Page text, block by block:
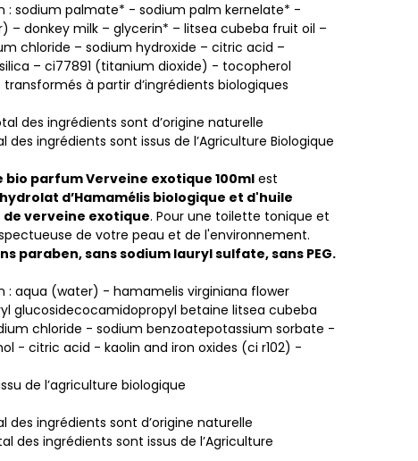
: sodium palmate* - sodium palm kernelate* -
– donkey milk – glycerin* – litsea cubeba fruit oil –
chloride – sodium hydroxide – citric acid –
– ci77891 (titanium dioxide) - tocopherol
à partir d’ingrédients biologiques
des ingrédients sont d’origine naturelle
des ingrédients sont issus de l’Agriculture Biologique
bio parfum Verveine exotique 100mlest
hydrolat d’Hamamélis biologique et d'huile
verveine exotique. Pour une toilette tonique et
de votre peau et de l'environnement.
paraben, sans sodium lauryl sulfate, sans PEG.
: aqua (water) - hamamelis virginiana flower
glucosidecocamidopropyl betaine litsea cubeba
chloride - sodium benzoatepotassium sorbate -
- citric acid - kaolin and iron oxides (ci r102) -
de l’agriculture biologique
des ingrédients sont d’origine naturelle
des ingrédients sont issus de l’Agriculture